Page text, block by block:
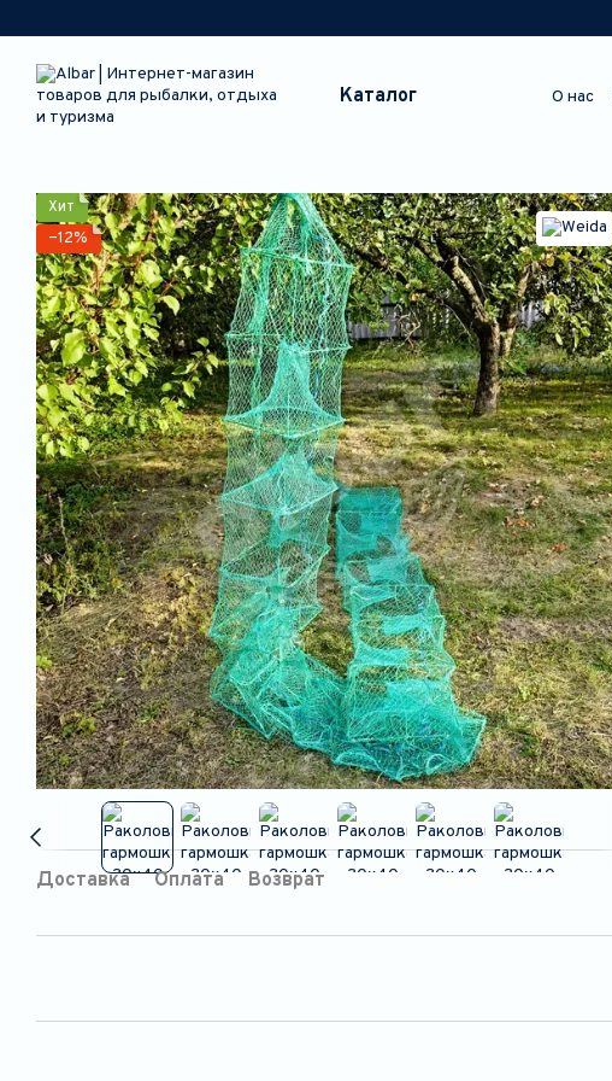
Каталог О нас
Хит
−12%
Доставка Оплата Возврат